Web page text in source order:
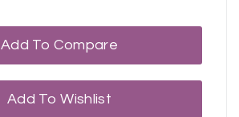
Add To Compare
Add To Wishlist